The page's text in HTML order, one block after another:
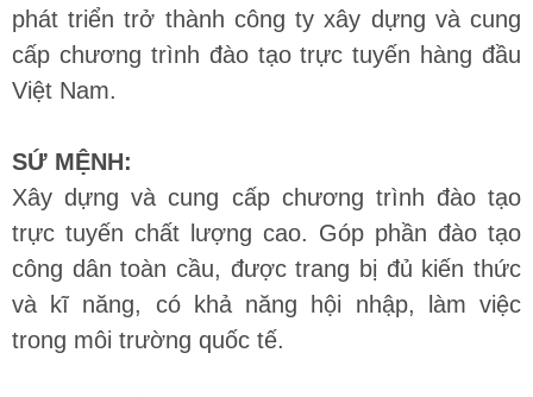
phát triển trở thành công ty xây dựng và cung
cấp chương trình đào tạo trực tuyến hàng đầu
Việt Nam.
SỨ MỆNH:
Xây dựng và cung cấp chương trình đào tạo
trực tuyến chất lượng cao. Góp phần đào tạo
công dân toàn cầu, được trang bị đủ kiến thức
và kĩ năng, có khả năng hội nhập, làm việc
trong môi trường quốc tế.